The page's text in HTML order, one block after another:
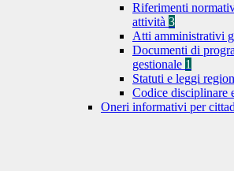
Riferimenti
attività 3
Atti amministrativi
Documenti di
gestionale 1
Statuti e leggi
Codice disciplinare
Oneri informativi per